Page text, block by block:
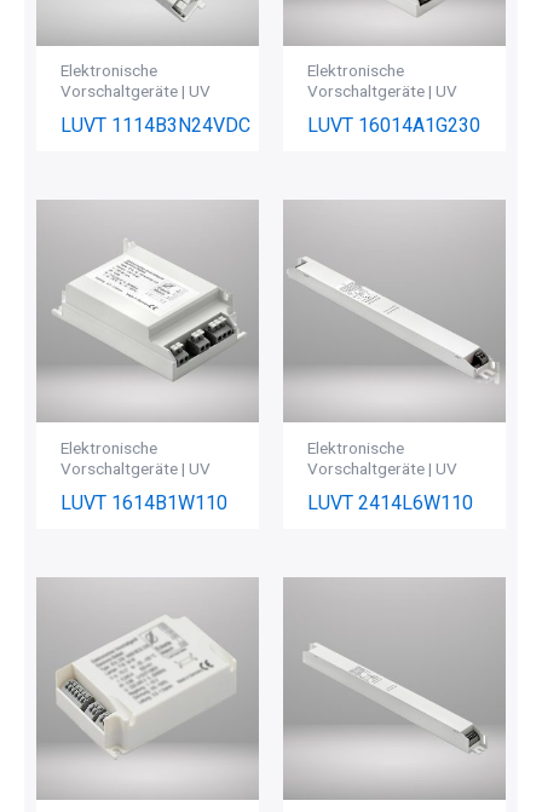
Elektronische
Vorschaltgeräte | UV
LUVT 1114B3N24VDC
Elektronische
Vorschaltgeräte | UV
LUVT 16014A1G230
Elektronische
Vorschaltgeräte | UV
LUVT 1614B1W110
Elektronische
Vorschaltgeräte | UV
LUVT 2414L6W110